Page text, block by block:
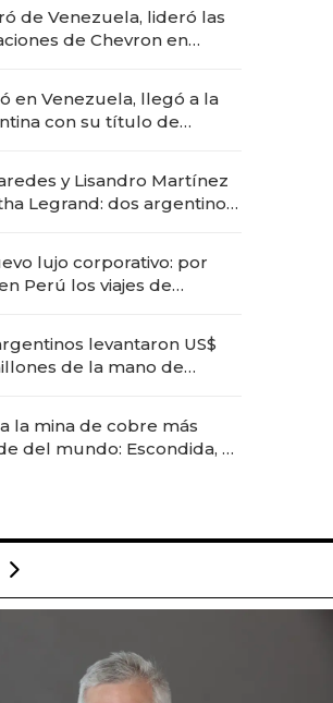
de Venezuela, lideró las
de Chevron en
en Venezuela, llegó a la
con su título de
"fast premium"
y Lisandro Martínez
Legrand: dos argentinos
lujo corporativo: por
Perú los viajes de
convertirse en experiencias
levantaron US$
de la mano de
la mina de cobre más
del mundo: Escondida, el